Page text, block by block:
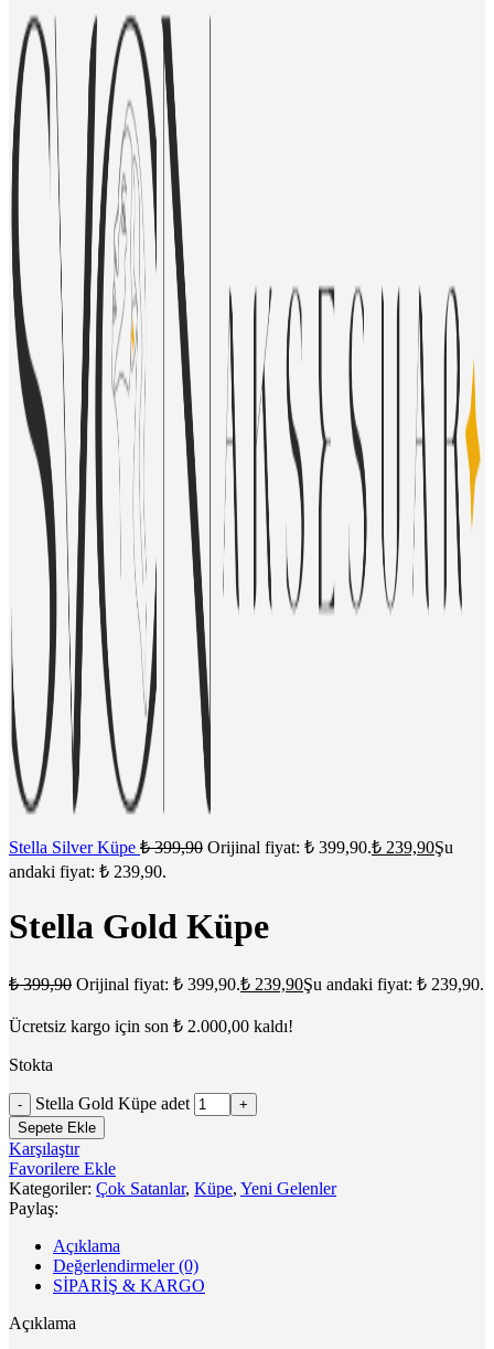
Stella Silver Küpe ₺399,90 Orijinal fiyat: ₺ 399,90.₺ 239,90Şu
andaki fiyat: ₺ 239,90.
Stella Gold Küpe
₺399,90 Orijinal fiyat: ₺ 399,90.₺ 239,90Şu andaki fiyat: ₺ 239,90.
Ücretsiz kargo için son ₺ 2.000,00 kaldı!
Stokta
Stella Gold Küpe adet
Sepete Ekle
Karşılaştır
Favorilere Ekle
Kategoriler: Çok Satanlar, Küpe, Yeni Gelenler
Paylaş:
Açıklama
Değerlendirmeler (0)
SİPARİŞ & KARGO
Açıklama